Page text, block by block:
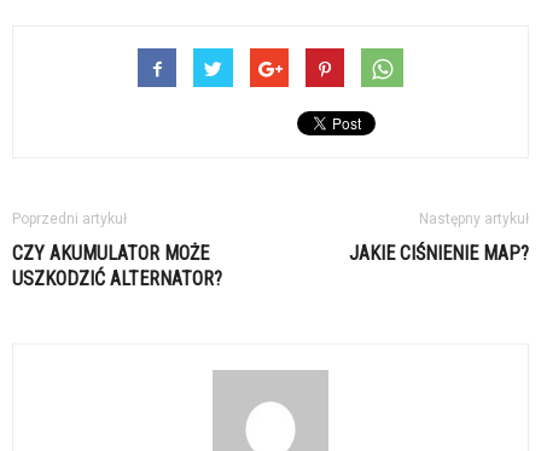
Poprzedni artykuł
CZY AKUMULATOR MOŻE
USZKODZIĆ ALTERNATOR?
Następny artykuł
JAKIE CIŚNIENIE MAP?